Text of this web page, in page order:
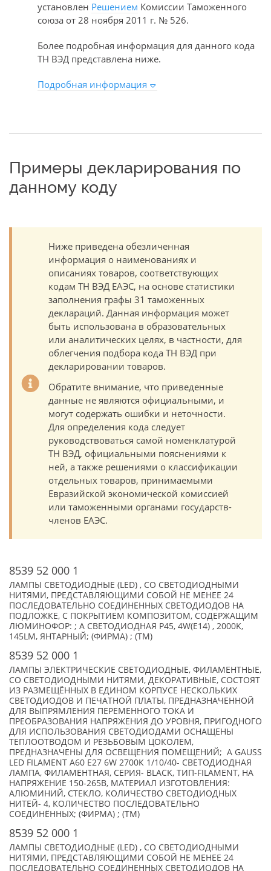
установлен Решением Комиссии Таможенного
союза от 28 ноября 2011 г. № 526.
Более подробная информация для данного кода
ТН ВЭД представлена ниже.
Подробная информация
Примеры декларирования по
данному коду
Ниже приведена обезличенная
информация о наименованиях и
описаниях товаров, соответствующих
кодам ТН ВЭД ЕАЭС, на основе статистики
заполнения графы 31 таможенных
деклараций. Данная информация может
быть использована в образовательных
или аналитических целях, в частности, для
облегчения подбора кода ТН ВЭД при
декларировании товаров.
Обратите внимание, что приведенные
данные не являются официальными, и
могут содержать ошибки и неточности.
Для определения кода следует
руководствоваться самой номенклатурой
ТН ВЭД, официальными пояснениями к
ней, а также решениями о классификации
отдельных товаров, принимаемыми
Евразийской экономической комиссией
или таможенными органами государств-
членов ЕАЭС.
8539 52 000 1
ЛАМПЫ СВЕТОДИОДНЫЕ (LED) , СО СВЕТОДИОДНЫМИ
НИТЯМИ, ПРЕДСТАВЛЯЮЩИМИ СОБОЙ НЕ МЕНЕЕ 24
ПОСЛЕДОВАТЕЛЬНО СОЕДИНЕННЫХ СВЕТОДИОДОВ НА
ПОДЛОЖКЕ, С ПОКРЫТИЕМ КОМПОЗИТОМ, СОДЕРЖАЩИМ
ЛЮМИНОФОР: ; А СВЕТОДИОДНАЯ P45, 4W(E14) , 2000K,
145LM, ЯНТАРНЫЙ; (ФИРМА) ; (TM)
8539 52 000 1
ЛАМПЫ ЭЛЕКТРИЧЕСКИЕ СВЕТОДИОДНЫЕ, ФИЛАМЕНТНЫЕ,
СО СВЕТОДИОДНЫМИ НИТЯМИ, ДЕКОРАТИВНЫЕ, СОСТОЯТ
ИЗ РАЗМЕЩЁННЫХ В ЕДИНОМ КОРПУСЕ НЕСКОЛЬКИХ
СВЕТОДИОДОВ И ПЕЧАТНОЙ ПЛАТЫ, ПРЕДНАЗНАЧЕННОЙ
ДЛЯ ВЫПРЯМЛЕНИЯ ПЕРЕМЕННОГО ТОКА И
ПРЕОБРАЗОВАНИЯ НАПРЯЖЕНИЯ ДО УРОВНЯ, ПРИГОДНОГО
ДЛЯ ИСПОЛЬЗОВАНИЯ СВЕТОДИОДАМИ ОСНАЩЕНЫ
ТЕПЛООТВОДОМ И РЕЗЬБОВЫМ ЦОКОЛЕМ,
ПРЕДНАЗНАЧЕНЫ ДЛЯ ОСВЕЩЕНИЯ ПОМЕЩЕНИЙ; А GAUSS
LED FILAMENT A60 E27 6W 2700К 1/10/40- СВЕТОДИОДНАЯ
ЛАМПА, ФИЛАМЕНТНАЯ, СЕРИЯ- BLACK, ТИП-FILAMENT, НА
НАПРЯЖЕНИЕ 150-265В, МАТЕРИАЛ ИЗГОТОВЛЕНИЯ:
АЛЮМИНИЙ, СТЕКЛО, КОЛИЧЕСТВО СВЕТОДИОДНЫХ
НИТЕЙ- 4, КОЛИЧЕСТВО ПОСЛЕДОВАТЕЛЬНО
СОЕДИНЁННЫХ; (ФИРМА) ; (TM)
8539 52 000 1
ЛАМПЫ СВЕТОДИОДНЫЕ (LED) , СО СВЕТОДИОДНЫМИ
НИТЯМИ, ПРЕДСТАВЛЯЮЩИМИ СОБОЙ НЕ МЕНЕЕ 24
ПОСЛЕДОВАТЕЛЬНО СОЕДИНЕННЫХ СВЕТОДИОДОВ НА